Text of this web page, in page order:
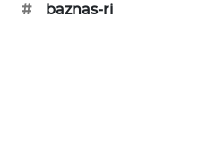
#
baznas-ri